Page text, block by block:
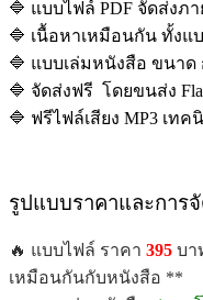
🔷 แบบไฟล์ PDF จัดส่งภ
🔷 เนื้อหาเหมือนกัน ทั้งแ
🔷 แบบเล่มหนังสือ ขนาด
🔷 จัดส่งฟรี โดยขนส่ง
🔷 ฟรีไฟล์เสียง MP3 เ
รูปแบบราคาและการ
🔥 แบบไฟล์ ราคา 395 บา
เหมือนกันกับหนังสือ **